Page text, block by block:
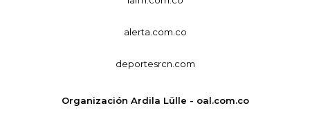
alerta.com.co
deportesrcn.com
Organización Ardila Lülle - oal.com.co